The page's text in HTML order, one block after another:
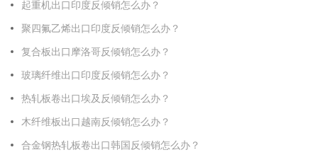
起重机出口印度反倾销怎么办？
聚四氟乙烯出口印度反倾销怎么办？
复合板出口摩洛哥反倾销怎么办？
玻璃纤维出口印度反倾销怎么办？
热轧板卷出口埃及反倾销怎么办？
木纤维板出口越南反倾销怎么办？
合金钢热轧板卷出口韩国反倾销怎么办？